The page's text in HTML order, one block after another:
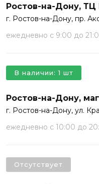
Ростов-на-Дону,
г. Ростов-на-Дону, пр.
ежедневно с 9:00 до
Ростов-на-Дону,
г. Ростов-на-Дону, ул.
ежедневно с 10:00 до
В наличии: 1 шт
Отсутствует